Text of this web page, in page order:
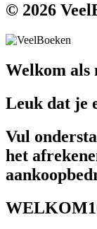
© 2026
Welkom als
Leuk dat je
Vul
het